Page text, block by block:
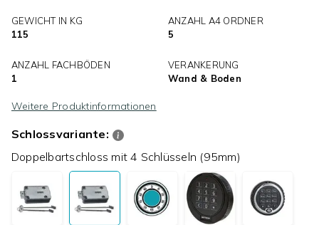
GEWICHT IN KG
115
ANZAHL A4 ORDNER
5
ANZAHL FACHBÖDEN
1
VERANKERUNG
Wand & Boden
Weitere Produktinformationen
Schlossvariante:
Doppelbartschloss mit 4 Schlüsseln (95mm)